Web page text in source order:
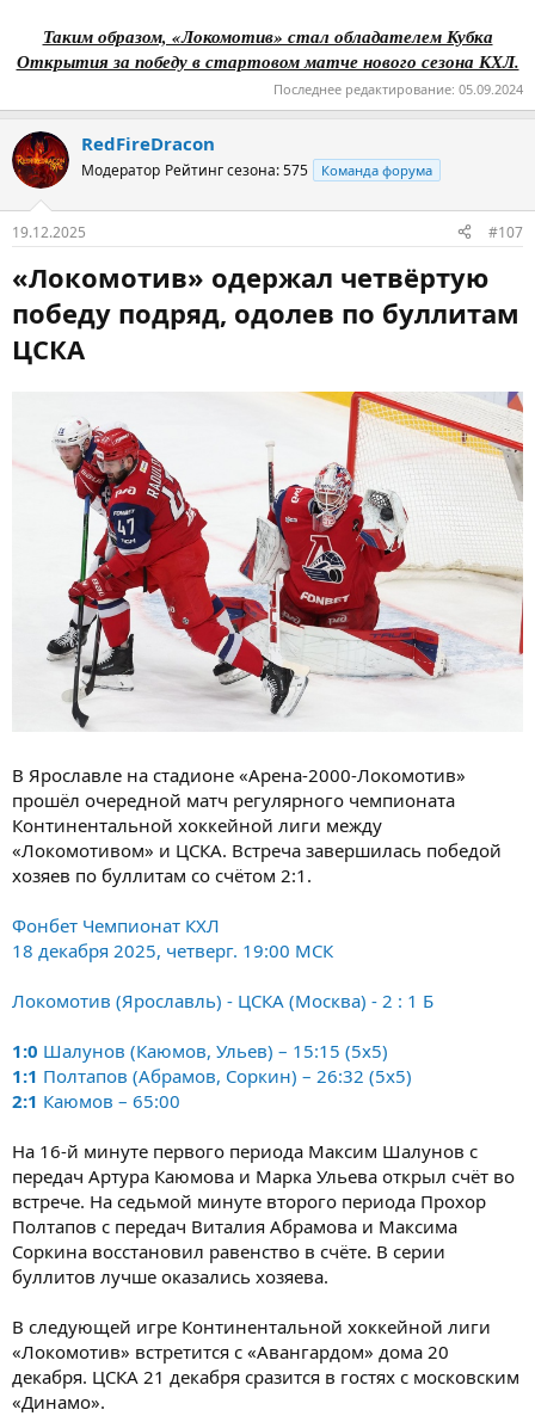
Таким образом, «Локомотив» стал обладателем Кубка
Открытия за победу в стартовом матче нового сезона КХЛ.
Последнее редактирование: 05.09.2024
RedFireDracon
Модератор Рейтинг сезона: 575 Команда форума
19.12.2025 #107
«Локомотив» одержал четвёртую
победу подряд, одолев по буллитам
ЦСКА
В Ярославле на стадионе «Арена-2000-Локомотив»
прошёл очередной матч регулярного чемпионата
Континентальной хоккейной лиги между
«Локомотивом» и ЦСКА. Встреча завершилась победой
хозяев по буллитам со счётом 2:1.
Фонбет Чемпионат КХЛ
18 декабря 2025, четверг. 19:00 МСК
Локомотив (Ярославль) - ЦСКА (Москва) - 2 : 1 Б
1:0 Шалунов (Каюмов, Ульев) – 15:15 (5x5)
1:1 Полтапов (Абрамов, Соркин) – 26:32 (5x5)
2:1 Каюмов – 65:00
На 16-й минуте первого периода Максим Шалунов с
передач Артура Каюмова и Марка Ульева открыл счёт во
встрече. На седьмой минуте второго периода Прохор
Полтапов с передач Виталия Абрамова и Максима
Соркина восстановил равенство в счёте. В серии
буллитов лучше оказались хозяева.
В следующей игре Континентальной хоккейной лиги
«Локомотив» встретится с «Авангардом» дома 20
декабря. ЦСКА 21 декабря сразится в гостях с московским
«Динамо».